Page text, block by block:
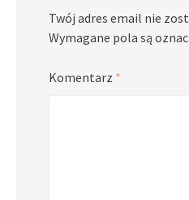
Twój adres email nie
Wymagane pola są
Komentarz *